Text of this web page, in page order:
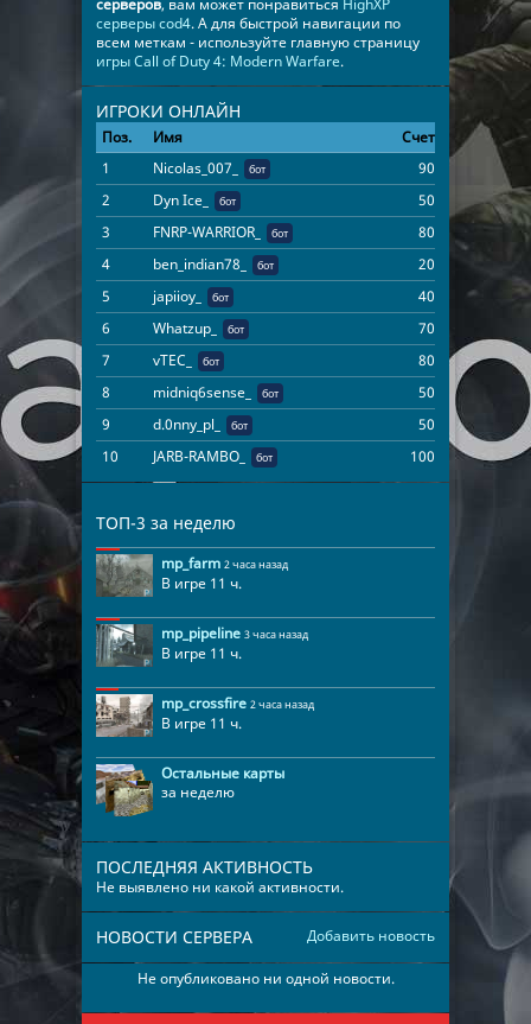
серверов, вам может понравиться HighXP
серверы cod4. А для быстрой навигации по
всем меткам - используйте главную страницу
игры Call of Duty 4: Modern Warfare.
ИГРОКИ ОНЛАЙН
Поз. Имя Счет Время
1
Nicolas_007_ бот 90
2
Dyn Ice_ бот 50 00:03:22
3
FNRP-WARRIOR_ бот 80
4
ben_indian78_ бот 20
5
japiioy_ бот 40 00:03:22
6
Whatzup_ бот 70
7
vTEC_ бот 80 00:03:22
8
midniq6sense_ бот 50 00:03:22
9
d.0nny_pl_ бот 50 00:03:22
10
JARB-RAMBO_ бот 100 00:03:22
ТОП-3 за неделю
mp_farm 2 часа назад
В игре 11 ч.
mp_pipeline 3 часа назад
В игре 11 ч.
mp_crossfire 2 часа назад
В игре 11 ч.
Остальные карты
за неделю
ПОСЛЕДНЯЯ АКТИВНОСТЬ
Не выявлено ни какой активности.
Добавить новость
НОВОСТИ СЕРВЕРА
Не опубликовано ни одной новости.